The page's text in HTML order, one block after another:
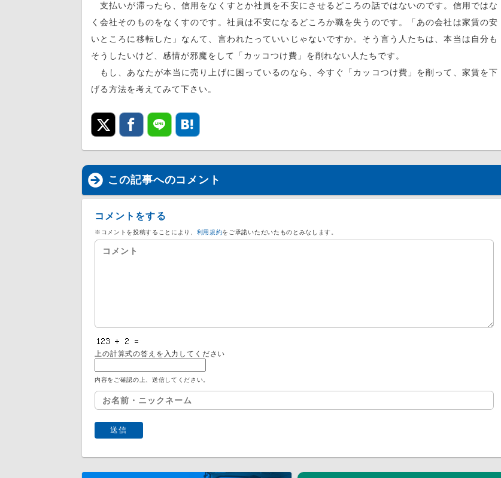
支払いが滞ったら、信用をなくすとか社員を不安にさせるどころの話ではないのです。信用ではな
く会社そのものをなくすのです。社員は不安になるどころか職を失うのです。「あの会社は家賃の安
いところに移転した」なんて、言われたっていいじゃないですか。そう言う人たちは、本当は自分も
そうしたいけど、感情が邪魔をして「カッコつけ費」を削れない人たちです。
もし、あなたが本当に売り上げに困っているのなら、今すぐ「カッコつけ費」を削って、家賃を下
げる方法を考えてみて下さい。
この記事へのコメント
コメントをする
※コメントを投稿することにより、 利用規約をご承諾いただいたものとみなします。
上の計算式の答えを入力してください
内容をご確認の上、送信してください。